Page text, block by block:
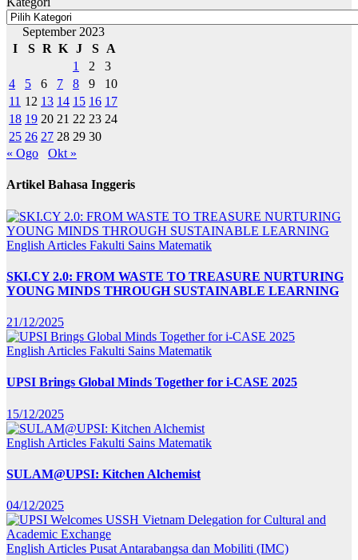
September 2023
I
S R K J S
A
1
2
3
4
5 6 7 8 9
10
11 12 13 14 15 16 17
18 19 20 21 22 23 24
25 26 27 28 29 30
« Ogo
Okt »
Artikel Bahasa Inggeris
English Articles Fakulti Sains Matematik
SKI.CY 2.0: FROM WASTE TO TREASURE NURTURING
YOUNG MINDS THROUGH SUSTAINABLE LEARNING
21/12/2025
English Articles Fakulti Sains Matematik
UPSI Brings Global Minds Together for i-CASE 2025
15/12/2025
English Articles Fakulti Sains Matematik
SULAM@UPSI: Kitchen Alchemist
04/12/2025
English Articles Pusat Antarabangsa dan Mobiliti (IMC)